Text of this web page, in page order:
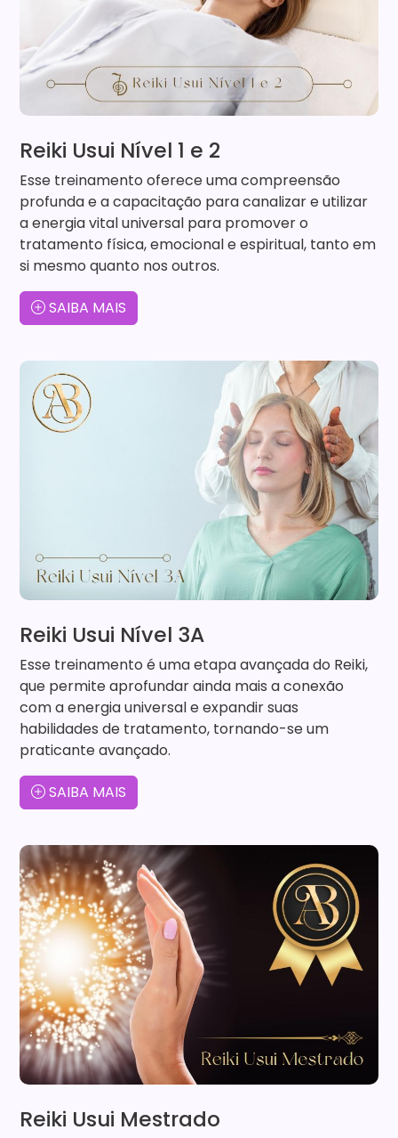
Reiki Usui Nível 1 e 2
Esse treinamento oferece uma compreensão
profunda e a capacitação para canalizar e utilizar
a energia vital universal para promover o
tratamento física, emocional e espiritual, tanto em
si mesmo quanto nos outros.
SAIBA MAIS
Reiki Usui Nível 3A
Esse treinamento é uma etapa avançada do Reiki,
que permite aprofundar ainda mais a conexão
com a energia universal e expandir suas
habilidades de tratamento, tornando-se um
praticante avançado.
SAIBA MAIS
Reiki Usui Mestrado